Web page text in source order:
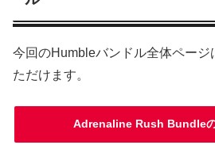
今回のHumbleバンドル全体ペー
ただけます。
Adrenaline Rush Bundleの